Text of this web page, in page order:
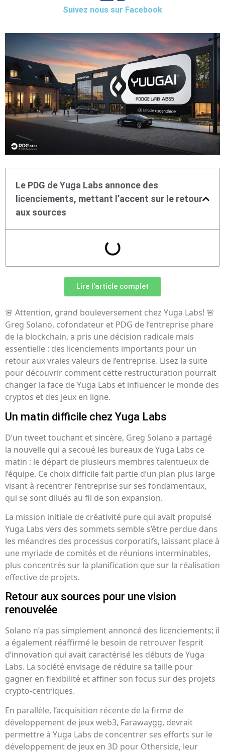
Suivez nous sur Facebook
Le PDG de Yuga Labs annonce des
licenciements, mettant l’accent sur le retour
aux sources
Lire l'article complet
🚨 Attention, grand bouleversement chez Yuga Labs! 🚨
Greg Solano, cofondateur et PDG de l’entreprise phare
de la blockchain, a pris une décision radicale mais
essentielle : des licenciements importants pour un
retour aux vraies valeurs de l’entreprise. Lisez la suite
pour découvrir comment cette restructuration pourrait
changer la face de Yuga Labs et influencer le monde des
cryptos et des jeux en ligne.
Un matin difficile chez Yuga Labs
D’un tweet touchant et sincère, Greg Solano a partagé
la nouvelle qui a secoué les bureaux de Yuga Labs ce
matin : le départ de plusieurs membres talentueux de
l’équipe. Ce choix difficile fait partie d’un plan plus large
visant à recentrer l’entreprise sur ses fondamentaux,
qui se sont dilués au fil de son expansion.
La mission initiale de créativité pure qui avait propulsé
Yuga Labs vers des sommets semble s’être perdue dans
les méandres des processus corporatifs, laissant place à
une myriade de comités et de réunions interminables,
plus concentrés sur la planification que sur la réalisation
effective de projets.
Retour aux sources pour une vision
renouvelée
Solano n’a pas simplement annoncé des licenciements; il
a également réaffirmé le besoin de retrouver l’esprit
d’innovation qui avait caractérisé les débuts de Yuga
Labs. La société envisage de réduire sa taille pour
gagner en flexibilité et affiner son focus sur des projets
crypto-centriques.
En parallèle, l’acquisition récente de la firme de
développement de jeux web3, Farawaygg, devrait
permettre à Yuga Labs de concentrer ses efforts sur le
développement de jeux en 3D pour Otherside, leur